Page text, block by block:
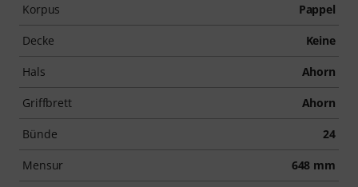
Korpus Pappel
Decke Keine
Hals Ahorn
Griffbrett Ahorn
Bünde 24
Mensur 648 mm